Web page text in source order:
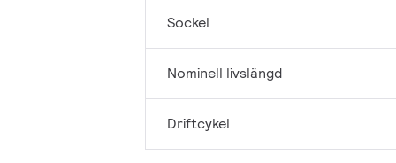
Sockel
Nominell livslängd
Driftcykel